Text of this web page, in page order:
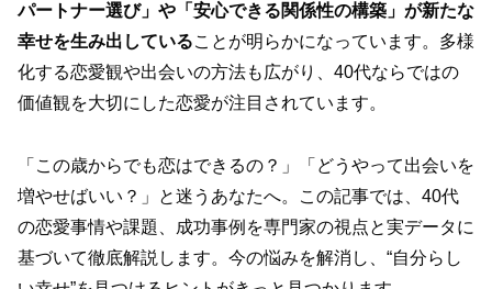
パートナー選び」や「安心できる関係性の構築」が新たな
幸せを生み出していることが明らかになっています。多様
化する恋愛観や出会いの方法も広がり、40代ならではの
価値観を大切にした恋愛が注目されています。
「この歳からでも恋はできるの？」「どうやって出会いを
増やせばいい？」と迷うあなたへ。この記事では、40代
の恋愛事情や課題、成功事例を専門家の視点と実データに
基づいて徹底解説します。今の悩みを解消し、“自分らし